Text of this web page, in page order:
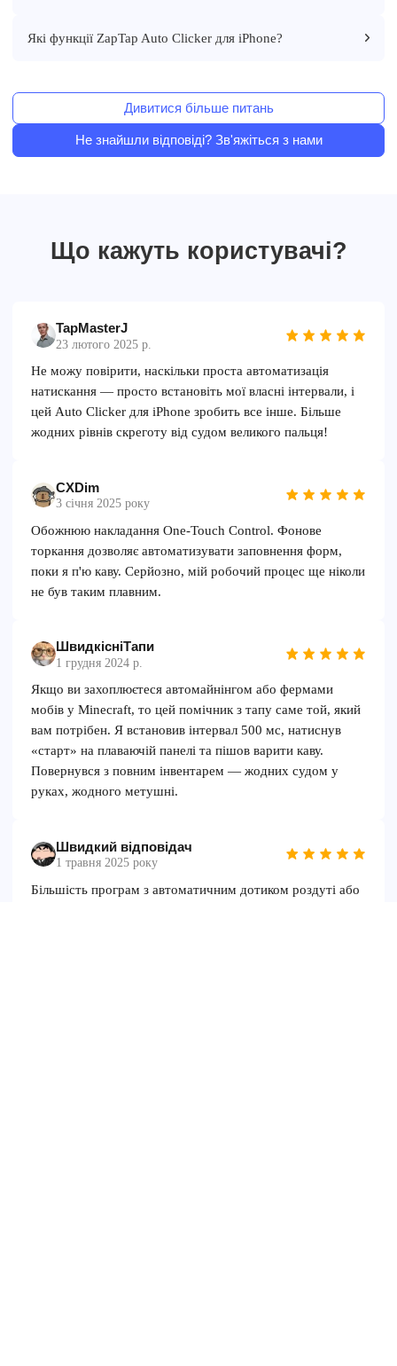
Які функції ZapTap Auto Clicker для iPhone?
Дивитися більше питань
Не знайшли відповіді? Зв'яжіться з нами
Що кажуть користувачі?
TapMasterJ
23 лютого 2025 р.
Не можу повірити, наскільки проста автоматизація
натискання — просто встановіть мої власні інтервали, і
цей Auto Clicker для iPhone зробить все інше. Більше
жодних рівнів скреготу від судом великого пальця!
CXDim
3 січня 2025 року
Обожнюю накладання One-Touch Control. Фонове
торкання дозволяє автоматизувати заповнення форм,
поки я п'ю каву. Серйозно, мій робочий процес ще ніколи
не був таким плавним.
ШвидкісніТапи
1 грудня 2024 р.
Якщо ви захоплюєтеся автомайнінгом або фермами
мобів у Minecraft, то цей помічник з тапу саме той, який
вам потрібен. Я встановив інтервал 500 мс, натиснув
«старт» на плаваючій панелі та пішов варити каву.
Повернувся з повним інвентарем — жодних судом у
руках, жодного метушні.
Швидкий відповідач
1 травня 2025 року
Більшість програм з автоматичним дотиком роздуті або